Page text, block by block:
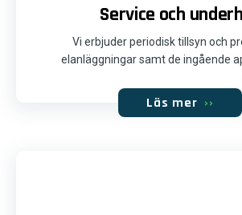
Service och
Vi erbjuder periodisk tillsyn och
elanläggningar samt de ingående
Läs mer ››